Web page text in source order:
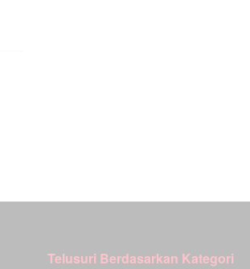
Telusuri Berdasarkan Kategori